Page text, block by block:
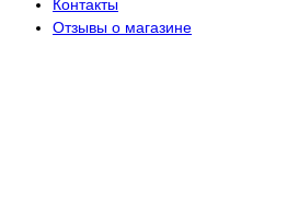
Контакты
Отзывы о магазине